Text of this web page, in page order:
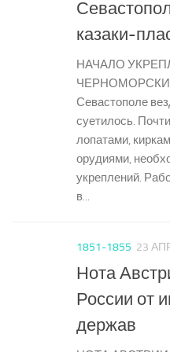
казаки-
НАЧАЛО
Севастополе
суетилось.
лопатами,
орудиями,
укреплений.
в...
1851-1855 23
Нота
России от
держав